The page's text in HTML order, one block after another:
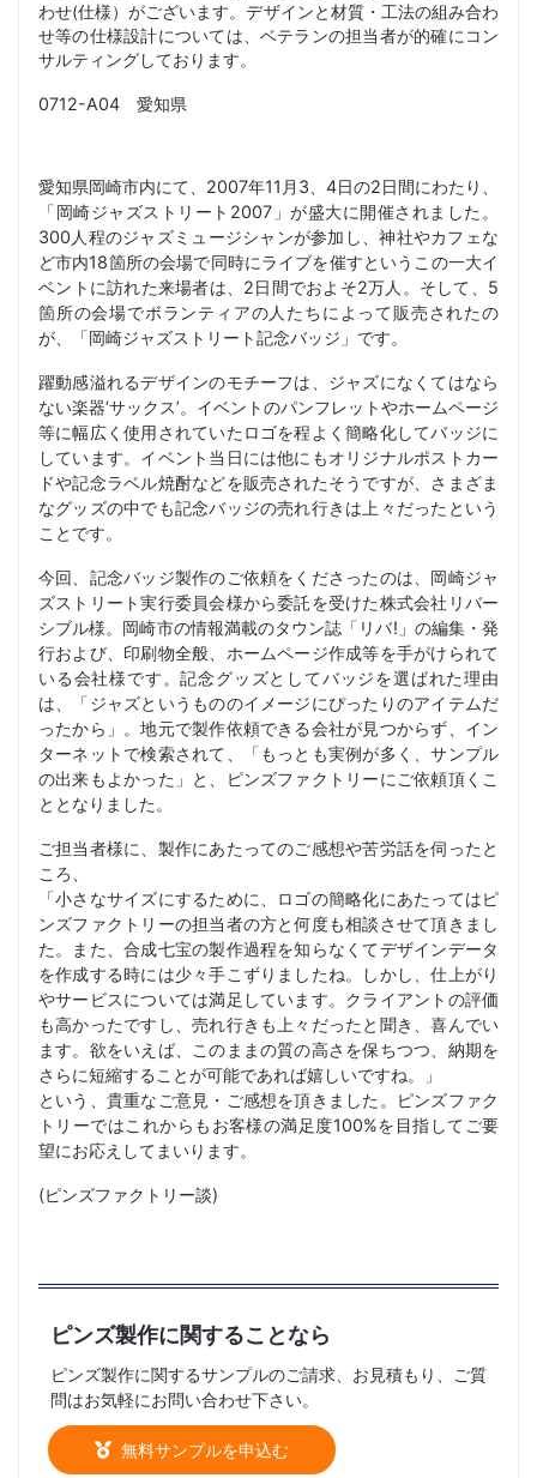
わせ(仕様）がございます。デザインと材質・工法の組み合わ
せ等の仕様設計については、ベテランの担当者が的確にコン
サルティングしております。
0712-A04 愛知県
愛知県岡崎市内にて、2007年11月3、4日の2日間にわたり、
「岡崎ジャズストリート2007」が盛大に開催されました。
300人程のジャズミュージシャンが参加し、神社やカフェな
ど市内18箇所の会場で同時にライブを催すというこの一大イ
ベントに訪れた来場者は、2日間でおよそ2万人。そして、5
箇所の会場でボランティアの人たちによって販売されたの
が、「岡崎ジャズストリート記念バッジ」です。
躍動感溢れるデザインのモチーフは、ジャズになくてはなら
ない楽器‘サックス’。イベントのパンフレットやホームページ
等に幅広く使用されていたロゴを程よく簡略化してバッジに
しています。イベント当日には他にもオリジナルポストカー
ドや記念ラベル焼酎などを販売されたそうですが、さまざま
なグッズの中でも記念バッジの売れ行きは上々だったという
ことです。
今回、記念バッジ製作のご依頼をくださったのは、岡崎ジャ
ズストリート実行委員会様から委託を受けた株式会社リバー
シブル様。岡崎市の情報満載のタウン誌「リバ!」の編集・発
行および、印刷物全般、ホームページ作成等を手がけられて
いる会社様です。記念グッズとしてバッジを選ばれた理由
は、「ジャズというもののイメージにぴったりのアイテムだ
ったから」。地元で製作依頼できる会社が見つからず、イン
ターネットで検索されて、「もっとも実例が多く、サンプル
の出来もよかった」と、ピンズファクトリーにご依頼頂くこ
ととなりました。
ご担当者様に、製作にあたってのご感想や苦労話を伺ったと
ころ、
「小さなサイズにするために、ロゴの簡略化にあたってはピ
ンズファクトリーの担当者の方と何度も相談させて頂きまし
た。また、合成七宝の製作過程を知らなくてデザインデータ
を作成する時には少々手こずりましたね。しかし、仕上がり
やサービスについては満足しています。クライアントの評価
も高かったですし、売れ行きも上々だったと聞き、喜んでい
ます。欲をいえば、このままの質の高さを保ちつつ、納期を
さらに短縮することが可能であれば嬉しいですね。」
という、貴重なご意見・ご感想を頂きました。ピンズファク
トリーではこれからもお客様の満足度100%を目指してご要
望にお応えしてまいります。
(ピンズファクトリー談)
ピンズ製作に関することなら
ピンズ製作に関するサンプルのご請求、お見積もり、ご質
問はお気軽にお問い合わせ下さい。
無料サンプルを申込む